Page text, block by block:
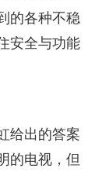
的各种不稳
安全与功能
给出的答案
的电视，但